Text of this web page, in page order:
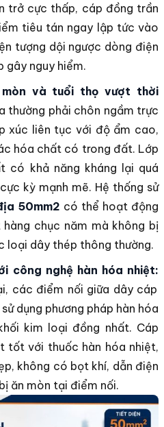
trở cực thấp, cáp đồng trần
tiêu tán ngay lập tức vào
tượng dội ngược dòng điện
gây nguy hiểm.
mòn và tuổi thọ vượt thời
thường phải chôn ngầm trực
xúc liên tục với độ ẩm cao,
hóa chất có trong đất. Lớp
có khả năng kháng lại quá
kỳ mạnh mẽ. Hệ thống sử
50mm2 có thể hoạt động
chục năm mà không bị
loại dây thép thông thường.
công nghệ hàn hóa nhiệt:
các điểm nối giữa dây cáp
dụng phương pháp hàn hóa
kim loại đồng nhất. Cáp
tốt với thuốc hàn hóa nhiệt,
không có bọt khí, dẫn điện
ăn mòn tại điểm nối.